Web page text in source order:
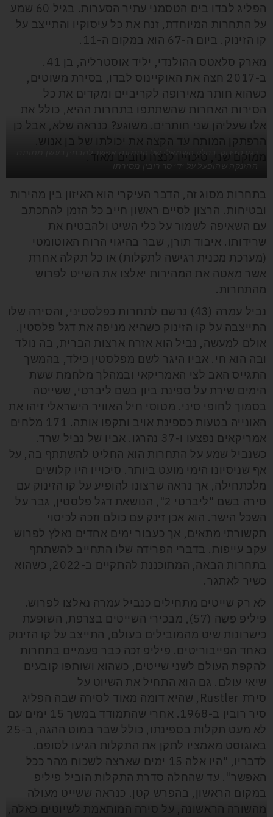
הפליג לבדו בים הטסמני עתיר הסערות. בגיל 60 שמע
על התחרות המיוחדת, זנח את כל עיסוקיו והתייצב על
קו הזינוק. ביום ה-67 הוא במקום ה-11.
מארק סלאטס ההולנדי, יליד אוסטרליה, בן 41.
ב-2017 חצה את האוקיינוס לבדו, בסירת משוטים,
כשהוא חותר מאירופה לקריביים ומקדים את כל
הסירות האחרות שהשתתפו בתחרות ההיא, כולל את
אלו שעליהן שני חותרים. משוגע? כנראה שלא, אבל כן
הרפתקן המותח עד הקצה את יכולתו של בן אנוש.
ממוקם שני, סיכוייו לנצח טובים מאוד.
רגע הזינוק. בחלק השמאלי של התמונה אפשר להבחין בעשן מתותח
ההזנקה שהופעל על ידי סר רובין מסירתו
בתחרות מסוג זה, הדבר העיקרי הוא האיזון בין מהירות
ובטיחות. הרצון לסיים ראשון חייב כל הזמן להתכתב
עם השאיפה לשמור על כלי השיט ולהבטיח את
שרידותו. איבוד תורן, שבר בהיגוי הרוח האוטומטי
(מערכת מכנית רגישה לתקלות) או כל תקלה אחרת
אשר מאֵטה את המהירות יאלצו את השייט לפרוש
מהתחרות.
נביל עמרה (43) נרשם לתחרות כפלסטיני, והסירה שלו
התייצבה על קו הזינוק כשהיא מניפה את דגל פלסטין.
אולם למעשה, נביל הוא אזרח ארצות הברית, בה נולד
ובה הוא חי. אביו היגר לשם מפלסטין כילד, בהמשך
התגייס האב לצי האמריקאי ובמהלך מלחמת ששת
הימים שירת על ספינת ביון בשם ליברטי, ששייטה
בסמוך לחופי סיני. מטוסי חיל האוויר הישראלי זיהו את
האונייה בטעות כספינת אויב ותקפו אותה. 171 מלחים
אמריקאים נפצעו ו-37
נהרגו. אביו של נביל שרד.
כשנביל שמע על התחרות הוא החליט להשתתף בה, על
אף שניסיונו הימי מועט ביותר. סיכוייו היו קלושים
מלכתחילה, אך נראה שרצונו להופיע על קו הזינוק עם
סירה בשם "ליברטי 2", הנושאת דגל פלסטין, גבר על
השכל הישר. הוא אכן זינק עם כולם וזכה לכיסוי
תקשורתי מתאים, אך כעבור ימים אחדים נאלץ לפרוש
עקב עייפות. בדברי הפרידה שלו התחייב להשתתף
בתחרות הבאה, המתוכננת להתקיים ב-2022, כשהוא
כשיר לאתגר.
לא רק שייטים מתחילים כנביל עמרה נאלצו לפרוש.
פיליפ פֶּשֶה (57), מבכירי השייטים בצרפת, השופעת
כישרונות שיט מהמובילים בעולם, התייצב על קו הזינוק
כאחד הפייבוריטים. פיליפ זכה כבר פעמיים בתחרות
להקפת העולם לשני שייטים, כשהוא ושותפו קובעים
שיאי עולם. גם הוא התחיל את השיוט על
סירת Rustler
, שהיא דומה מאוד לסירה שבה הפליג
סיר רובין
ב-1968. אחרי שהתמודד במשך 15 ימים עם
לא מעט תקלות בספינתו, כולל שבר במוט ההגה, ב-25
באוגוסט מאמציו לתקן את התקלות הגיעו לסופם.
לדבריו, "היו אלה 15 ימים שארצה לשכוח מהר ככל
האפשר". עד שהחלה סדרת התקלות הוביל פיליפ
במקום הראשון, בהפרש קטן. כנראה ששייט מעולה
מהשורה הראשונה, על סירה המותאמת לשיוטים כאלה,